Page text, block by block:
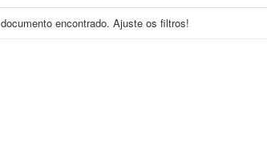
encontrado. Ajuste os filtros!